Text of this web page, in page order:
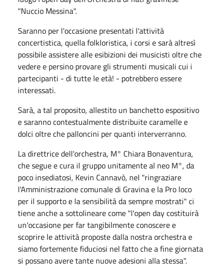
"Nuccio Messina".
Saranno per l'occasione presentati l'attività
concertistica, quella folkloristica, i corsi e sarà altresì
possibile assistere alle esibizioni dei musicisti oltre che
vedere e persino provare gli strumenti musicali cui i
partecipanti - di tutte le età! - potrebbero essere
interessati.
Sarà, a tal proposito, allestito un banchetto espositivo
e saranno contestualmente distribuite caramelle e
dolci oltre che palloncini per quanti interverranno.
La direttrice dell'orchestra, M° Chiara Bonaventura,
che segue e cura il gruppo unitamente al neo M°, da
poco insediatosi, Kevin Cannavò, nel "ringraziare
l'Amministrazione comunale di Gravina e la Pro loco
per il supporto e la sensibilità da sempre mostrati" ci
tiene anche a sottolineare come "l'open day costituirà
un'occasione per far tangibilmente conoscere e
scoprire le attività proposte dalla nostra orchestra e
siamo fortemente fiduciosi nel fatto che a fine giornata
si possano avere tante nuove adesioni alla stessa".